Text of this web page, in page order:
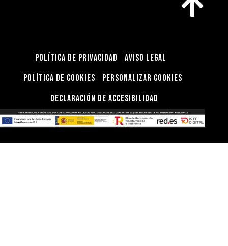
Política de privacidad
Aviso Legal
Política de Cookies
Personalizar Cookies
Declaración de Accesibilidad